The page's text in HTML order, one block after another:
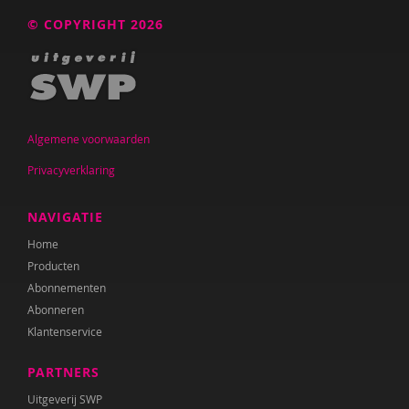
© COPYRIGHT 2026
Algemene voorwaarden
Privacyverklaring
NAVIGATIE
Home
Producten
Abonnementen
Abonneren
Klantenservice
PARTNERS
Uitgeverij SWP